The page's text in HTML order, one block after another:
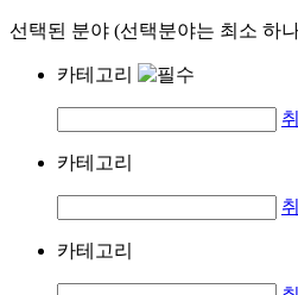
선택된 분야 (선택분야는 최소 하
카테고리
카테고리
카테고리